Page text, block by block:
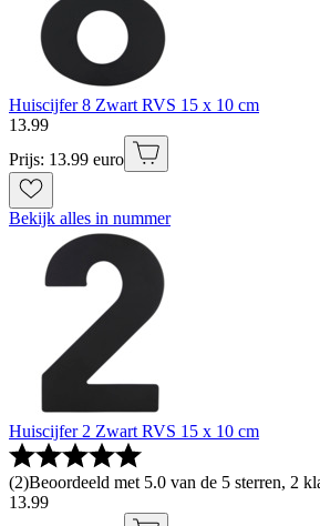
Huiscijfer 8 Zwart RVS 15 x 10 cm
13.99
Prijs: 13.99 euro
Bekijk alles in nummer
Huiscijfer 2 Zwart RVS 15 x 10 cm
(2)Beoordeeld met 5.0 van de 5 sterren, 2
13.99